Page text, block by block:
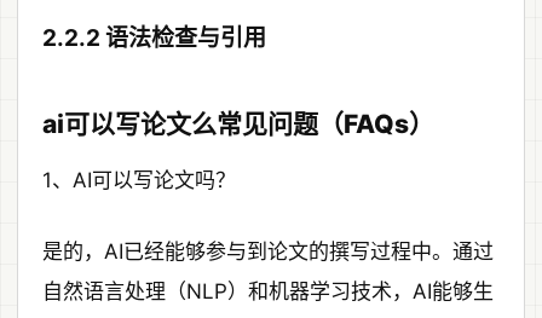
2.2.2 语法检查与引用
ai可以写论文么常见问题（FAQs）
1、AI可以写论文吗？
是的，AI已经能够参与到论文的撰写过程中。通过
自然语言处理（NLP）和机器学习技术，AI能够生